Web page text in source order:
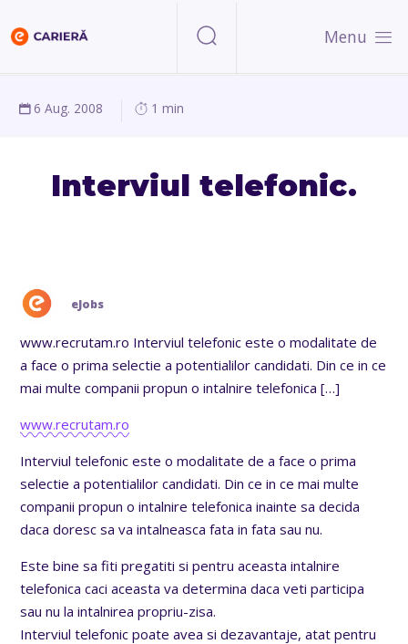
Menu
6 Aug. 2008 1 min
Interviul telefonic.
eJobs
www.recrutam.ro Interviul telefonic este o modalitate de
a face o prima selectie a potentialilor candidati. Din ce in ce
mai multe companii propun o intalnire telefonica […]
www.recrutam.ro
Interviul telefonic este o modalitate de a face o prima
selectie a potentialilor candidati. Din ce in ce mai multe
companii propun o intalnire telefonica inainte sa decida
daca doresc sa va intalneasca fata in fata sau nu.
Este bine sa fiti pregatiti si pentru aceasta intalnire
telefonica caci aceasta va determina daca veti participa
sau nu la intalnirea propriu-zisa.
Interviul telefonic poate avea si dezavantaje, atat pentru